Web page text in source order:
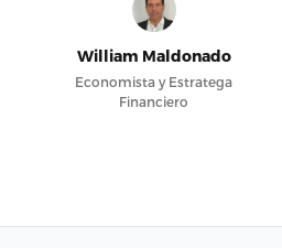
William Maldonado
Economista y Estratega
Financiero